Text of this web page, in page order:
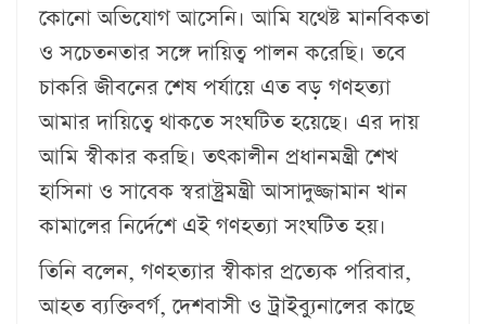
কোনো অভিযোগ আসেনি। আমি যথেষ্ট মানবিকতা
ও সচেতনতার সঙ্গে দায়িত্ব পালন করেছি। তবে
চাকরি জীবনের শেষ পর্যায়ে এত বড় গণহত্যা
আমার দায়িত্বে থাকতে সংঘটিত হয়েছে। এর দায়
আমি স্বীকার করছি। তৎকালীন প্রধানমন্ত্রী শেখ
হাসিনা ও সাবেক স্বরাষ্ট্রমন্ত্রী আসাদুজ্জামান খান
কামালের নির্দেশে এই গণহত্যা সংঘটিত হয়।
তিনি বলেন, গণহত্যার স্বীকার প্রত্যেক পরিবার,
আহত ব্যক্তিবর্গ, দেশবাসী ও ট্রাইব্যুনালের কাছে